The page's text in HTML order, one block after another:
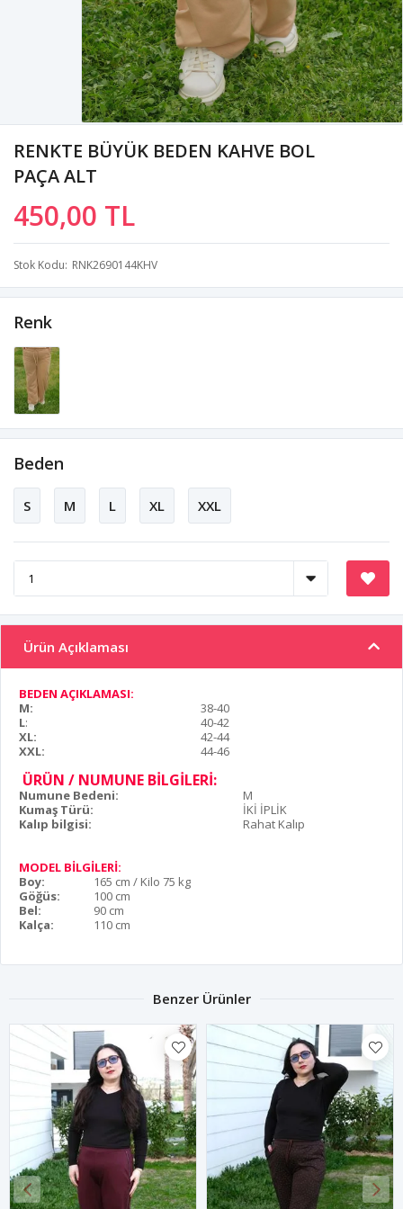
RENKTE BÜYÜK BEDEN KAHVE BOL
PAÇA ALT
450,00 TL
Stok Kodu RNK2690144KHV
Renk
Beden
S M L XL XXL
Ürün Açıklaması
BEDEN AÇIKLAMASI:
M:
38-40
L:
40-42
XL:
42-44
XXL:
44-46
ÜRÜN / NUMUNE BİLGİLERİ:
Numune Bedeni:
M
Kumaş Türü:
İKİ İPLİK
Kalıp bilgisi:
Rahat Kalıp
MODEL BİLGİLERİ:
Boy:
165 cm / Kilo 75 kg
Göğüs:
100 cm
Bel:
90 cm
Kalça:
110 cm
Benzer Ürünler